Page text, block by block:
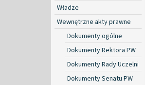
Władze
Wewnętrzne akty prawne
Dokumenty ogólne
Dokumenty Rektora PW
Dokumenty Rady Uczelni
Dokumenty Senatu PW